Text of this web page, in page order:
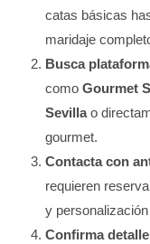
catas básicas
maridaje
Busca
como Gourmet
Sevillao
gourmet.
Contacta con
requieren
y
Confirma